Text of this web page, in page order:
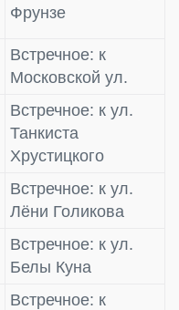
Фрунзе
Встречное: к
Московской ул.
Встречное: к ул.
Танкиста
Хрустицкого
Встречное: к ул.
Лёни Голикова
Встречное: к ул.
Белы Куна
Встречное: к